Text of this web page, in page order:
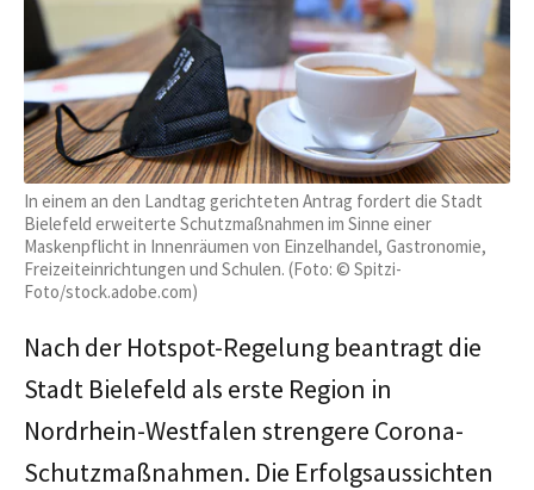
In einem an den Landtag gerichteten Antrag fordert die Stadt
Bielefeld erweiterte Schutzmaßnahmen im Sinne einer
Maskenpflicht in Innenräumen von Einzelhandel, Gastronomie,
Freizeiteinrichtungen und Schulen. (Foto: © Spitzi-
Foto/stock.adobe.com)
Nach der Hotspot-Regelung beantragt die
Stadt Bielefeld als erste Region in
Nordrhein-Westfalen strengere Corona-
Schutzmaßnahmen. Die Erfolgsaussichten